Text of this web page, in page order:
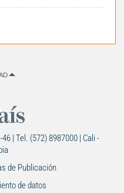
| Tel. (572) 8987000 | Cali -
de Publicación
de datos